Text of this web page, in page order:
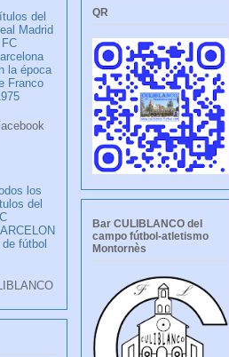
del
Madrid
la época
Franco
los
del
de fútbol
QR
Bar CULIBLANCO del
campo fútbol-atletismo
Montornès